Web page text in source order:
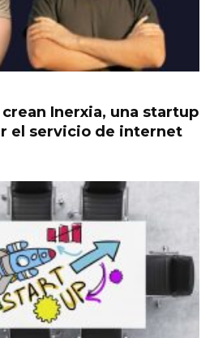
Inerxia, una startup
el servicio de internet